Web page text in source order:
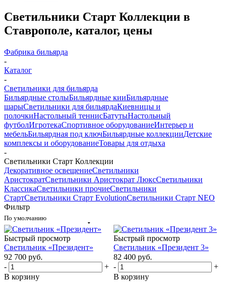
Светильники Старт Коллекции в
Ставрополе, каталог, цены
Фабрика бильярда
-
Каталог
-
Светильники для бильярда
Бильярдные столыБильярдные кииБильярдные
шарыСветильники для бильярдаКиевницы и
полочкиНастольный теннисБатутыНастольный
футболИгротекаСпортивное оборудованиеИнтерьер и
мебельБильярдная под ключБильярдные коллекцииДетские
комплексы и оборудованиеТовары для отдыха
-
Светильники Старт Коллекции
Декоративное освещениеСветильники
АристократСветильники Аристократ ЛюксСветильники
КлассикаСветильники прочиеСветильники
СтартСветильники Старт EvolutionСветильники Старт NEO
Фильтр
По умолчанию
Быстрый просмотр
Светильник «Президент»
92 700 руб.
-
+
В корзину
Быстрый просмотр
Светильник «Президент 3»
82 400 руб.
-
+
В корзину